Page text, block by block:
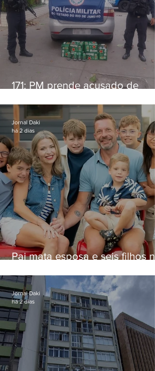
171: PM prende acusado de
Niterói
Pai mata esposa e seis filhos
Jornal Daki
há 2 dias
Jornal Daki
há 2 dias